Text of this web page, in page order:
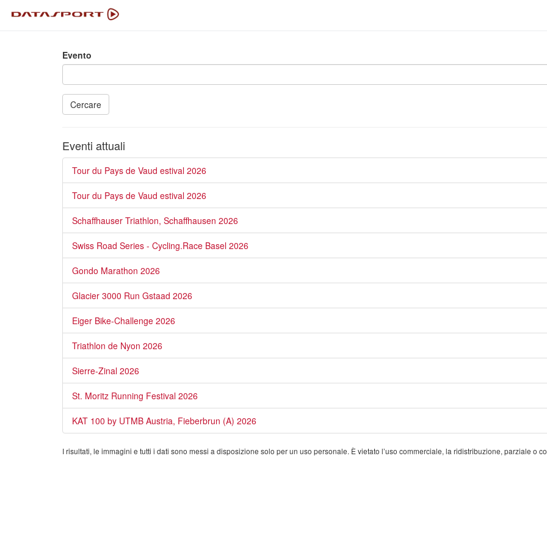
Evento
Cercare
Eventi attuali
Tour du Pays de Vaud estival 2026
Tour du Pays de Vaud estival 2026
Schaffhauser Triathlon, Schaffhausen 2026
Swiss Road Series - Cycling.Race Basel 2026
Gondo Marathon 2026
Glacier 3000 Run Gstaad 2026
Eiger Bike-Challenge 2026
Triathlon de Nyon 2026
Sierre-Zinal 2026
St. Moritz Running Festival 2026
KAT 100 by UTMB Austria, Fieberbrun (A) 2026
I risultati, le immagini e tutti i dati sono messi a disposizione solo per un uso personale. È vietato l’uso commerciale, la ridistribuzione, parziale o